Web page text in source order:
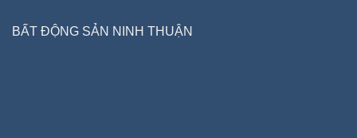
BẤT ĐỘNG SẢN NINH THUẬN